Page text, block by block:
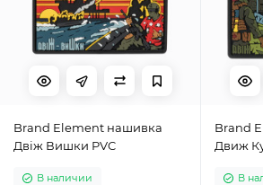
Brand Element нашивка
Двіж Вишки PVC
В наличии
Brand
Движ
В